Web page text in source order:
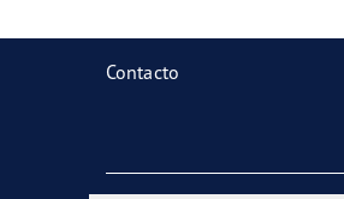
Contacto